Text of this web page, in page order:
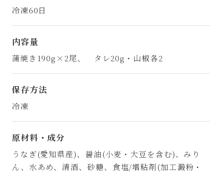
冷凍60日
内容量
蒲焼き190g×2尾、 タレ20g・山椒各2
保存方法
冷凍
原材料・成分
うなぎ(愛知県産)、醤油(小麦・大豆を含む)、みり
ん、水あめ、清酒、砂糖、食塩/増粘剤(加工澱粉・